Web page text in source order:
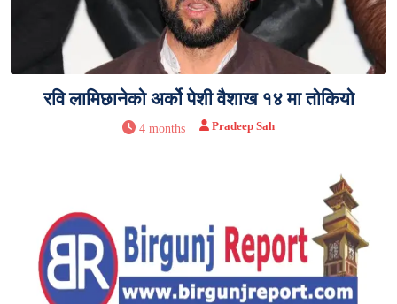
रवि लामिछानेको अर्को पेशी वैशाख १४ मा तोकियो
4 months Pradeep Sah